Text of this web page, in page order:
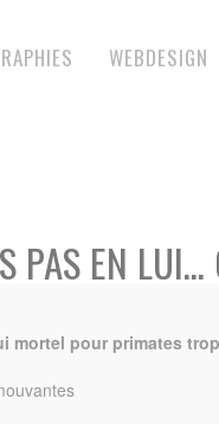
WEBDESIGN
PAS EN
mortel pour primates